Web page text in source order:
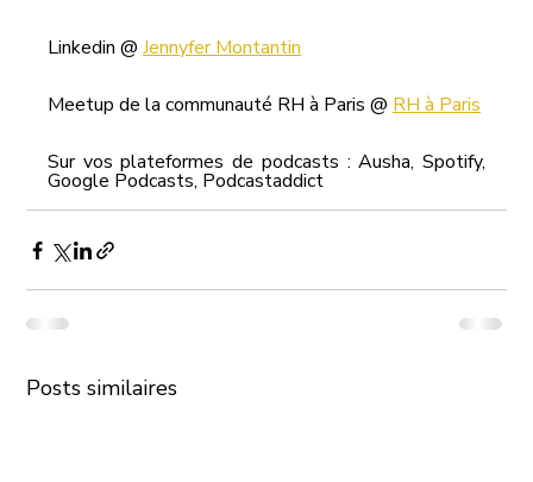
Linkedin @ Jennyfer Montantin
Meetup de la communauté RH à Paris @ RH à Paris
Sur vos plateformes de podcasts : Ausha, Spotify,
Google Podcasts, Podcastaddict
Posts similaires